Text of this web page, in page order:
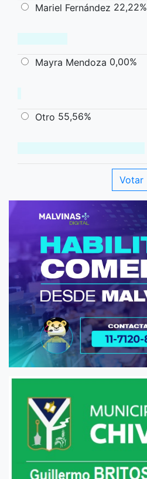
Mariel Fernández 22,22%
Mayra Mendoza 0,00%
Otro 55,56%